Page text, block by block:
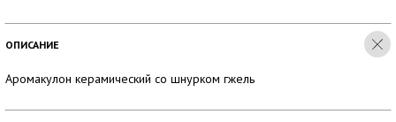
ОПИСАНИЕ
Аромакулон керамический со шнурком гжель